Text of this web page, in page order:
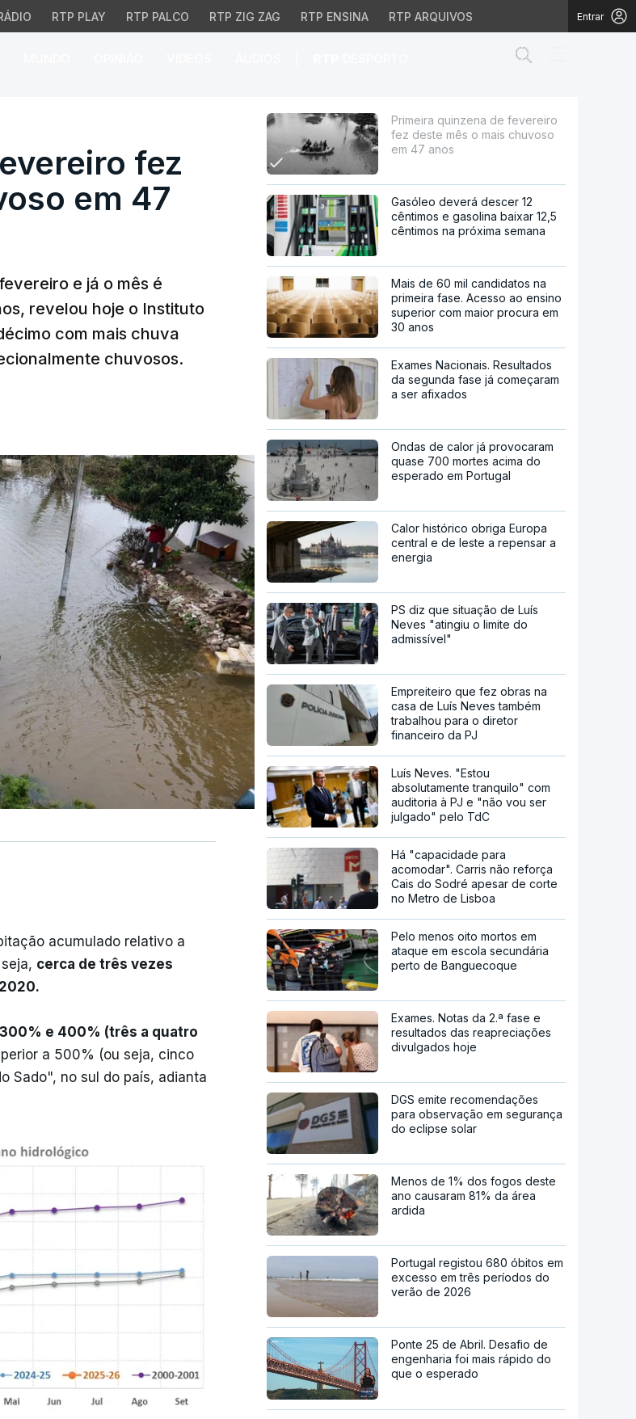
RTP PLAY RTP PALCO RTP ZIG ZAG RTP ENSINA RTP ARQUIVOS Entrar
fez deste mês o mais chuvoso em
fez
em 47
e já o mês é
revelou hoje o Instituto
com mais chuva
chuvosos.
acumulado relativo a
cerca de três vezes
e 400% (três a quatro
a 500% (ou seja, cinco
Sado", no sul do país, adianta
Primeira quinzena de fevereiro
fez deste mês o mais chuvoso
em 47 anos
Gasóleo deverá descer 12
cêntimos e gasolina baixar 12,5
cêntimos na próxima semana
Mais de 60 mil candidatos na
primeira fase. Acesso ao ensino
superior com maior procura em
30 anos
Exames Nacionais. Resultados
da segunda fase já começaram
a ser afixados
Ondas de calor já provocaram
quase 700 mortes acima do
esperado em Portugal
Calor histórico obriga Europa
central e de leste a repensar a
energia
PS diz que situação de Luís
Neves "atingiu o limite do
admissível"
Empreiteiro que fez obras na
casa de Luís Neves também
trabalhou para o diretor
financeiro da PJ
Luís Neves. "Estou
absolutamente tranquilo" com
auditoria à PJ e "não vou ser
julgado" pelo TdC
Há "capacidade para
acomodar". Carris não reforça
Cais do Sodré apesar de corte
no Metro de Lisboa
Pelo menos oito mortos em
ataque em escola secundária
perto de Banguecoque
Exames. Notas da 2.ª fase e
resultados das reapreciações
divulgados hoje
DGS emite recomendações
para observação em segurança
do eclipse solar
Menos de 1% dos fogos deste
ano causaram 81% da área
ardida
Portugal registou 680 óbitos em
excesso em três períodos do
verão de 2026
Ponte 25 de Abril. Desafio de
engenharia foi mais rápido do
que o esperado